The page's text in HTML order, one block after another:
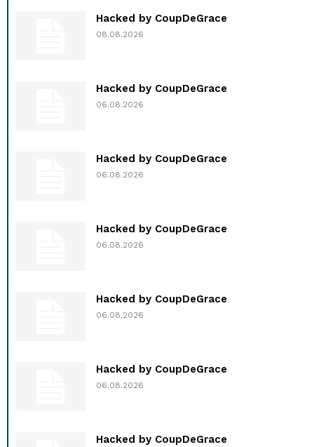
Hacked by CoupDeGrace
08.08.2026
Hacked by CoupDeGrace
06.08.2026
Hacked by CoupDeGrace
06.08.2026
Hacked by CoupDeGrace
06.08.2026
Hacked by CoupDeGrace
06.08.2026
Hacked by CoupDeGrace
06.08.2026
Hacked by CoupDeGrace